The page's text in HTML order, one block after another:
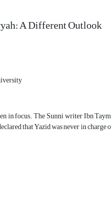
A Different Outlook
in focus. The Sunni writer Ibn
that Yazid was never in